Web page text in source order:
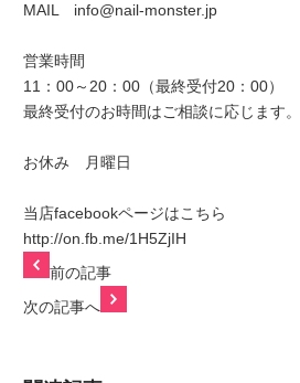
MAIL info@nail-monster.jp
営業時間
11：00～20：00（最終受付20：00）
最終受付のお時間はご相談に応じます。
お休み 月曜日
当店facebookページはこちら
http://on.fb.me/1H5ZjIH
前の記事
次の記事へ